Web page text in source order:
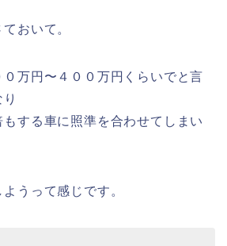
おいて。
万円〜４００万円くらいでと言
する車に照準を合わせてしまい
うって感じです。